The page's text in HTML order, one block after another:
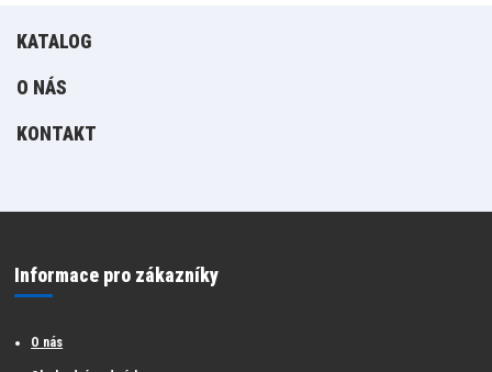
KATALOG
O NÁS
KONTAKT
Informace pro zákazníky
O nás